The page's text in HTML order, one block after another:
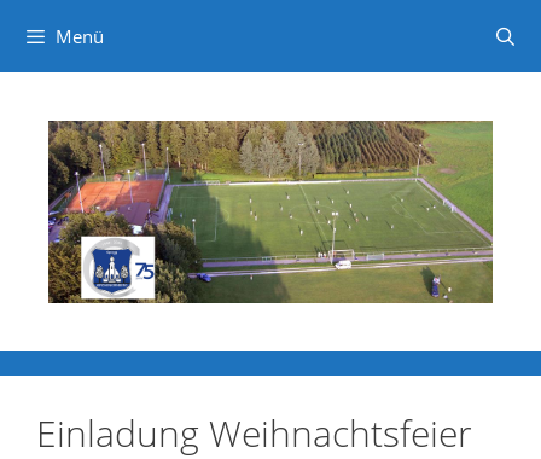
springen
Menü
Einladung Weihnachtsfeier